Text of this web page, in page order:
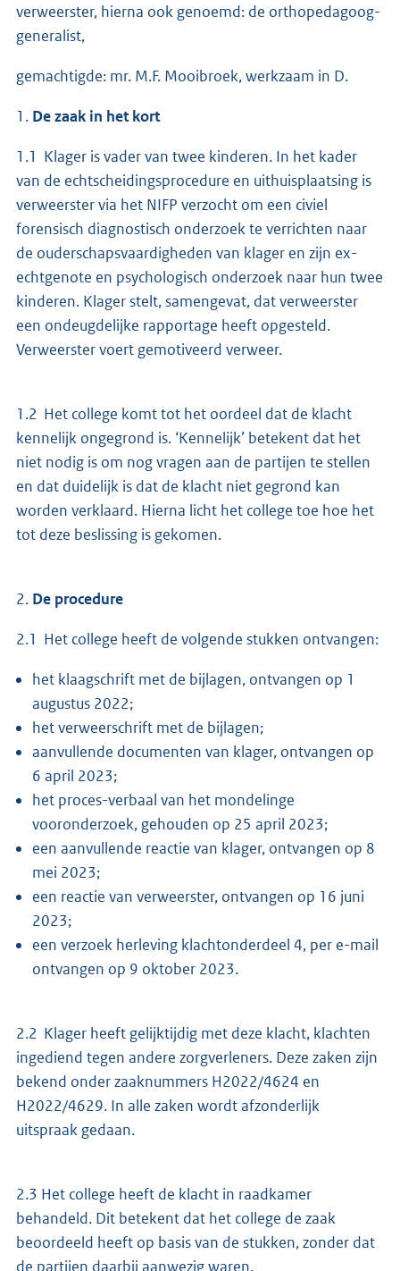
verweerster, hierna ook genoemd: de orthopedagoog-
generalist,
gemachtigde: mr. M.F. Mooibroek, werkzaam in D.
1. De zaak in het kort
1.1 Klager is vader van twee kinderen. In het kader
van de echtscheidingsprocedure en uithuisplaatsing is
verweerster via het NIFP verzocht om een civiel
forensisch diagnostisch onderzoek te verrichten naar
de ouderschapsvaardigheden van klager en zijn ex-
echtgenote en psychologisch onderzoek naar hun twee
kinderen. Klager stelt, samengevat, dat verweerster
een ondeugdelijke rapportage heeft opgesteld.
Verweerster voert gemotiveerd verweer.
1.2 Het college komt tot het oordeel dat de klacht
kennelijk ongegrond is. ‘Kennelijk’ betekent dat het
niet nodig is om nog vragen aan de partijen te stellen
en dat duidelijk is dat de klacht niet gegrond kan
worden verklaard. Hierna licht het college toe hoe het
tot deze beslissing is gekomen.
2. De procedure
2.1 Het college heeft de volgende stukken ontvangen:
het klaagschrift met de bijlagen, ontvangen op 1
augustus 2022;
het verweerschrift met de bijlagen;
aanvullende documenten van klager, ontvangen op
6 april 2023;
het proces-verbaal van het mondelinge
vooronderzoek, gehouden op 25 april 2023;
een aanvullende reactie van klager, ontvangen op 8
mei 2023;
een reactie van verweerster, ontvangen op 16 juni
2023;
een verzoek herleving klachtonderdeel 4, per e-mail
ontvangen op 9 oktober 2023.
2.2 Klager heeft gelijktijdig met deze klacht, klachten
ingediend tegen andere zorgverleners. Deze zaken zijn
bekend onder zaaknummers H2022/4624 en
H2022/4629. In alle zaken wordt afzonderlijk
uitspraak gedaan.
2.3 Het college heeft de klacht in raadkamer
behandeld. Dit betekent dat het college de zaak
beoordeeld heeft op basis van de stukken, zonder dat
de partijen daarbij aanwezig waren.